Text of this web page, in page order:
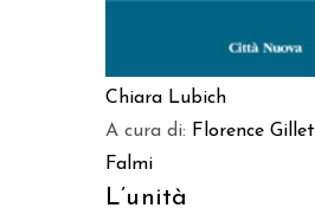
Chiara Lubich
A cura di: Florence Gillet
Falmi
L’unità